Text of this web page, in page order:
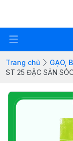
Trang chủ
GẠO,
ST 25 ĐẶC SẢN